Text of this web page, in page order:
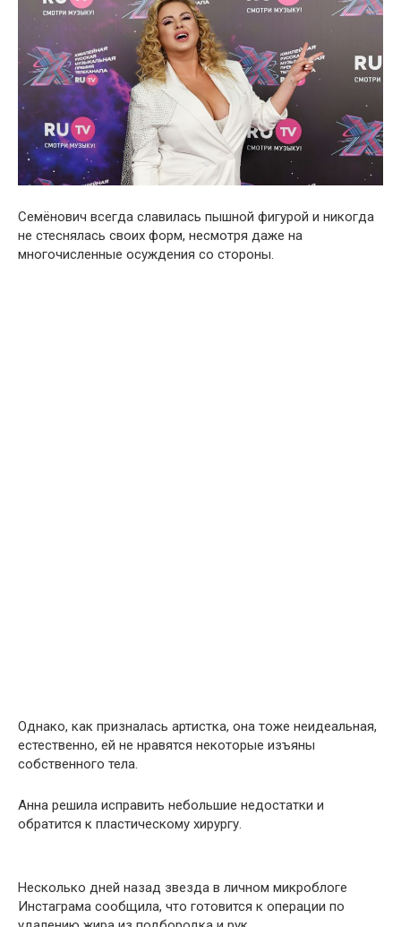
Семёнович всегда славилась пышной фигурой и никогда
не стеснялась своих форм, несмотря даже на
многочисленные осуждения со стороны.
Однако, как призналась артистка, она тоже неидеальная,
естественно, ей не нравятся некоторые изъяны
собственного тела.
Анна решила исправить небольшие недостатки и
обратится к пластическому хирургу.
Несколько дней назад звезда в личном микроблоге
Инстаграма сообщила, что готовится к операции по